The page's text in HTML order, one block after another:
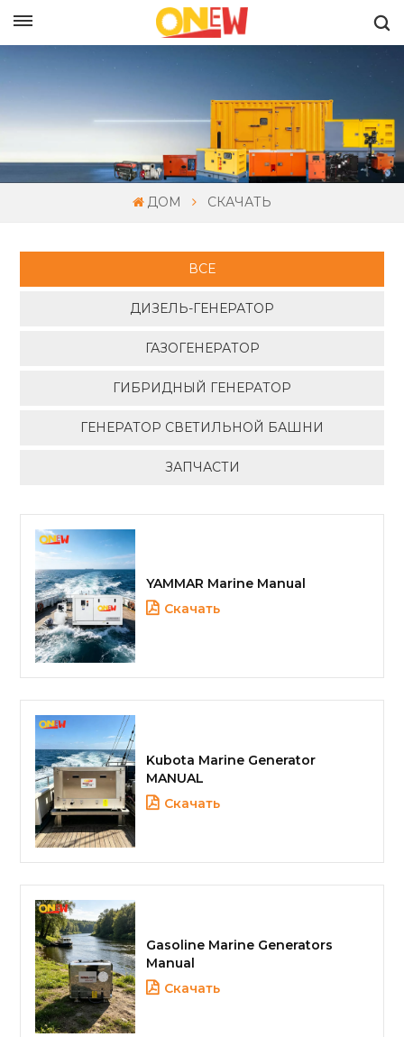
ДОМ СКАЧАТЬ
ВСЕ
ДИЗЕЛЬ-ГЕНЕРАТОР
ГАЗОГЕНЕРАТОР
ГИБРИДНЫЙ ГЕНЕРАТОР
ГЕНЕРАТОР СВЕТИЛЬНОЙ БАШНИ
ЗАПЧАСТИ
YAMMAR Marine Manual
Скачать
Kubota Marine Generator
MANUAL
Скачать
Gasoline Marine Generators
Manual
Скачать